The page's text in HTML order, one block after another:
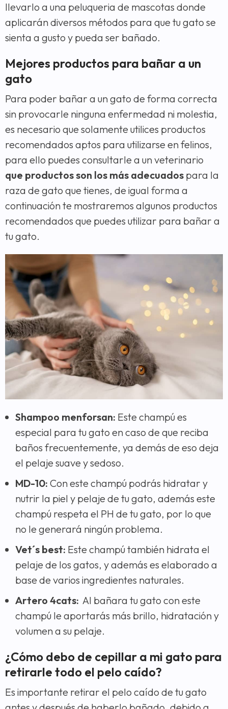
llevarlo a una peluqueria de mascotas donde
aplicarán diversos métodos para que tu gato se
sienta a gusto y pueda ser bañado.
Mejores productos para bañar a un
gato
Para poder bañar a un gato de forma correcta
sin provocarle ninguna enfermedad ni molestia,
es necesario que solamente utilices productos
recomendados aptos para utilizarse en felinos,
para ello puedes consultarle a un veterinario
que productos son los más adecuados para la
raza de gato que tienes, de igual forma a
continuación te mostraremos algunos productos
recomendados que puedes utilizar para bañar a
tu gato.
Shampoo menforsan: Este champú es
especial para tu gato en caso de que reciba
baños frecuentemente, ya demás de eso deja
el pelaje suave y sedoso.
MD-10: Con este champú podrás hidratar y
nutrir la piel y pelaje de tu gato, además este
champú respeta el PH de tu gato, por lo que
no le generará ningún problema.
Vet´s best: Este champú también hidrata el
pelaje de los gatos, y además es elaborado a
base de varios ingredientes naturales.
Artero 4cats: Al bañara tu gato con este
champú le aportarás más brillo, hidratación y
volumen a su pelaje.
¿Cómo debo de cepillar a mi gato para
retirarle todo el pelo caído?
Es importante retirar el pelo caído de tu gato